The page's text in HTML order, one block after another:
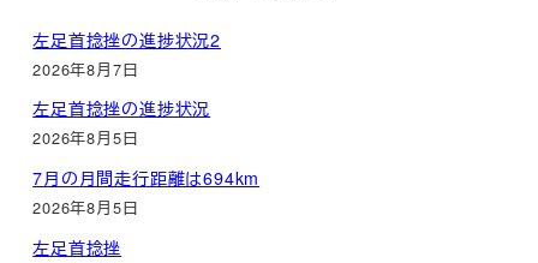
左足首捻挫の進捗状況2
2026年8月7日
左足首捻挫の進捗状況
2026年8月5日
7月の月間走行距離は694km
2026年8月5日
左足首捻挫